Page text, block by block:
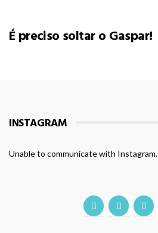
É preciso soltar o Gaspar!
INSTAGRAM
Unable to communicate with Instagram.